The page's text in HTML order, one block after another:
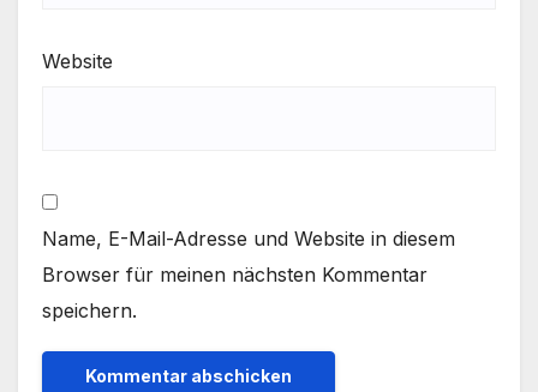
Website
Name, E-Mail-Adresse und Website in diesem
Browser für meinen nächsten Kommentar
speichern.